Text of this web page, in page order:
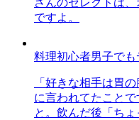
さんのセレクトは
ですよ。
料理初心者男子で
「好きな相手は胃
に言われてたこと
と。飲んだ後「ち